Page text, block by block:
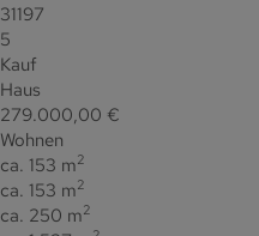
31197
5
Kauf
Haus
279.000,00 €
Wohnen
ca. 153 m2
ca. 153 m2
ca. 250 m2